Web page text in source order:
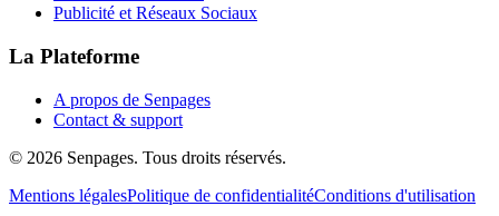
Publicité et Réseaux Sociaux
La Plateforme
A propos de Senpages
Contact & support
© 2026 Senpages. Tous droits réservés.
Mentions légalesPolitique de confidentialitéConditions d'utilisation